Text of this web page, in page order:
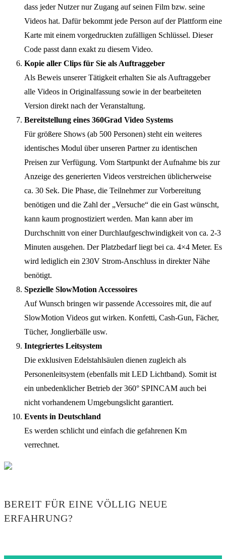
dass jeder Nutzer nur Zugang auf seinen Film bzw. seine
Videos hat. Dafür bekommt jede Person auf der Plattform eine
Karte mit einem vorgedruckten zufälligen Schlüssel. Dieser
Code passt dann exakt zu diesem Video.
Kopie aller Clips für Sie als Auftraggeber
Als Beweis unserer Tätigkeit erhalten Sie als Auftraggeber
alle Videos in Originalfassung sowie in der bearbeiteten
Version direkt nach der Veranstaltung.
Bereitstellung eines 360Grad Video Systems
Für größere Shows (ab 500 Personen) steht ein weiteres
identisches Modul über unseren Partner zu identischen
Preisen zur Verfügung. Vom Startpunkt der Aufnahme bis zur
Anzeige des generierten Videos verstreichen üblicherweise
ca. 30 Sek. Die Phase, die Teilnehmer zur Vorbereitung
benötigen und die Zahl der „Versuche“ die ein Gast wünscht,
kann kaum prognostiziert werden. Man kann aber im
Durchschnitt von einer Durchlaufgeschwindigkeit von ca. 2-3
Minuten ausgehen. Der Platzbedarf liegt bei ca. 4×4 Meter. Es
wird lediglich ein 230V Strom-Anschluss in direkter Nähe
benötigt.
Spezielle SlowMotion Accessoires
Auf Wunsch bringen wir passende Accessoires mit, die auf
SlowMotion Videos gut wirken. Konfetti, Cash-Gun, Fächer,
Tücher, Jonglierbälle usw.
Integriertes Leitsystem
Die exklusiven Edelstahlsäulen dienen zugleich als
Personenleitsystem (ebenfalls mit LED Lichtband). Somit ist
ein unbedenklicher Betrieb der 360° SPINCAM auch bei
nicht vorhandenem Umgebungslicht garantiert.
Events in Deutschland
Es werden schlicht und einfach die gefahrenen Km
verrechnet.
BEREIT FÜR EINE VÖLLIG NEUE
ERFAHRUNG?